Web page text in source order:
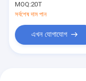
MOQ:20T
সর্বশেষ দাম পান
এখন যোগাযোগ